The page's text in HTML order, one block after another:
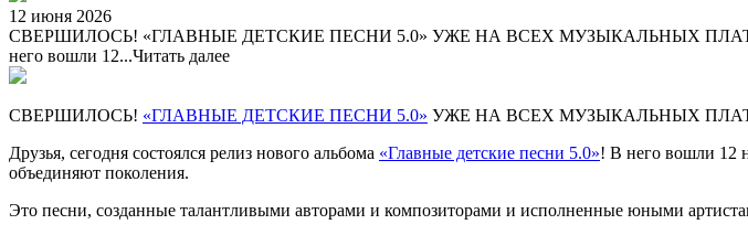
12 июня 2026
СВЕРШИЛОСЬ! «ГЛАВНЫЕ ДЕТСКИЕ ПЕСНИ 5.0» УЖЕ НА ВСЕХ МУЗЫКАЛЬНЫХ ПЛАТФОРМАХ!
него вошли 12...Читать далее
СВЕРШИЛОСЬ! «ГЛАВНЫЕ ДЕТСКИЕ ПЕСНИ 5.0» УЖЕ НА ВСЕХ МУЗЫКАЛЬНЫХ
Друзья, сегодня состоялся релиз нового альбома «Главные детские песни 5.0»! В него вошли 12
объединяют поколения.
Это песни, созданные талантливыми авторами и композиторами и исполненные юными